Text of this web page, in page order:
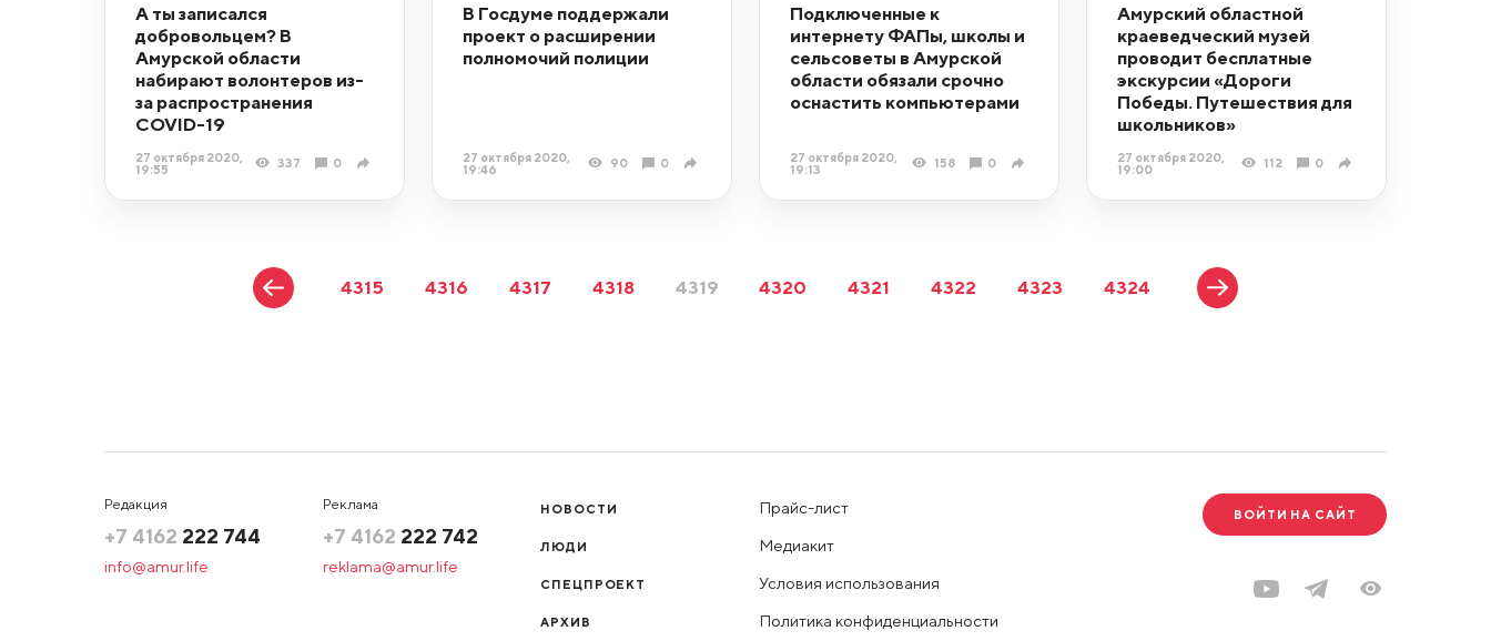
А ты записался
добровольцем? В
Амурской области
набирают волонтеров из-
за распространения
COVID-19
27 октября 2020,
19:55
337 0
В Госдуме поддержали
проект о расширении
полномочий полиции
27 октября 2020,
19:46
90 0
Подключенные к
интернету ФАПы, школы и
сельсоветы в Амурской
области обязали срочно
оснастить компьютерами
27 октября 2020,
19:13
158 0
Амурский областной
краеведческий музей
проводит бесплатные
экскурсии «Дороги
Победы. Путешествия для
школьников»
27 октября 2020,
19:00
112 0
4315 4316 4317 4318 4319 4320 4321 4322 4323 4324
Редакция
+7 4162 222 744
info@amur.life
Реклама
+7 4162 222 742
reklama@amur.life
НОВОСТИ
ЛЮДИ
СПЕЦПРОЕКТ
АРХИВ
Прайс-лист
Медиакит
Условия использования
Политика конфиденциальности
ВОЙТИ НА САЙТ